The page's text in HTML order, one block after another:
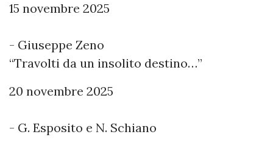
15 novembre 2025
- Giuseppe Zeno
“Travolti da un insolito destino…”
20 novembre 2025
- G. Esposito e N. Schiano